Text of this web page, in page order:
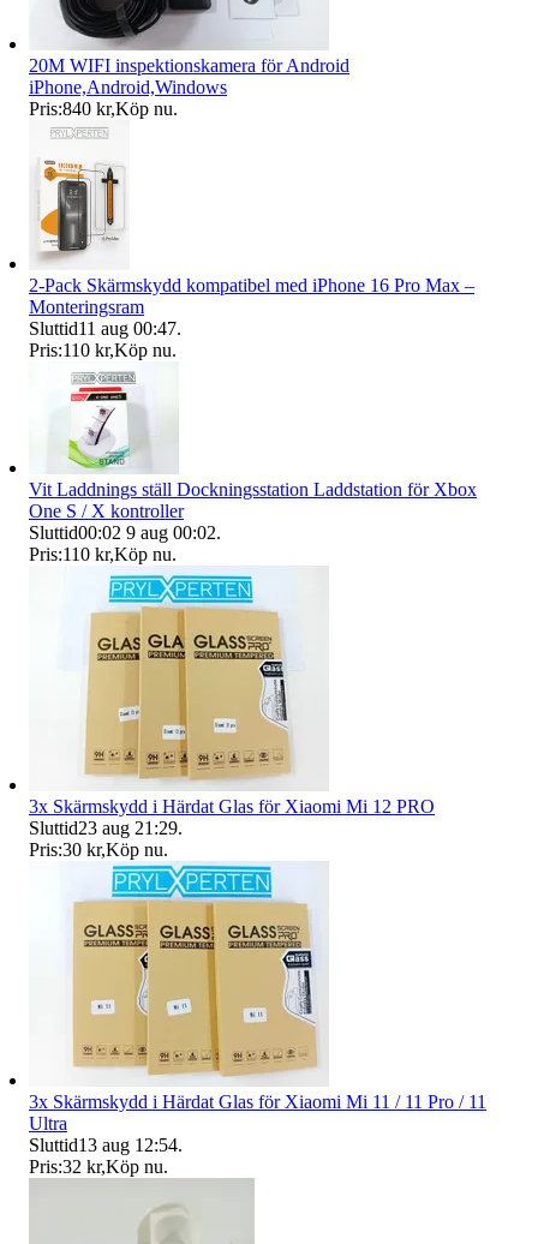
20M WIFI inspektionskamera för Android
iPhone,Android,Windows
Pris:840 kr,Köp nu.
2-Pack Skärmskydd kompatibel med iPhone 16 Pro Max –
Monteringsram
Sluttid11 aug 00:47.
Pris:110 kr,Köp nu.
Vit Laddnings ställ Dockningsstation Laddstation för Xbox
One S / X kontroller
Sluttid00:02 9 aug 00:02.
Pris:110 kr,Köp nu.
3x Skärmskydd i Härdat Glas för Xiaomi Mi 12 PRO
Sluttid23 aug 21:29.
Pris:30 kr,Köp nu.
3x Skärmskydd i Härdat Glas för Xiaomi Mi 11 / 11 Pro / 11
Ultra
Sluttid13 aug 12:54.
Pris:32 kr,Köp nu.